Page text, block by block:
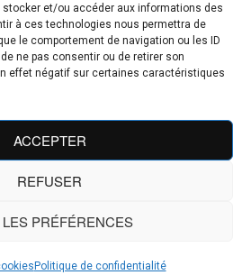
et/ou accéder aux informations des
à ces technologies nous permettra de
le comportement de navigation ou les ID
ne pas consentir ou de retirer son
effet négatif sur certaines caractéristiques
ACCEPTER
REFUSER
PRÉFÉRENCES
Politique de confidentialité